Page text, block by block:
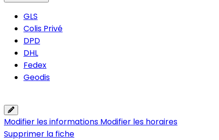
GLS
Colis Privé
DPD
DHL
Fedex
Geodis
Modifier les informations Modifier les horaires
Supprimer la fiche